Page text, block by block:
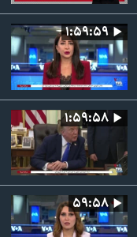
۱:۵۹:۵۹
۱:۵۹:۵۸
۵۹:۵۸